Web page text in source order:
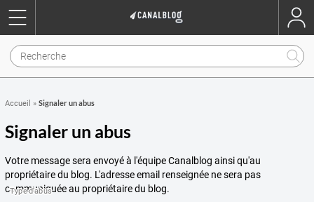
Accueil » Signaler un abus
Signaler un abus
Votre message sera envoyé à l'équipe Canalblog ainsi qu'au
propriétaire du blog. L'adresse email renseignée ne sera pas
communiquée au propriétaire du blog.